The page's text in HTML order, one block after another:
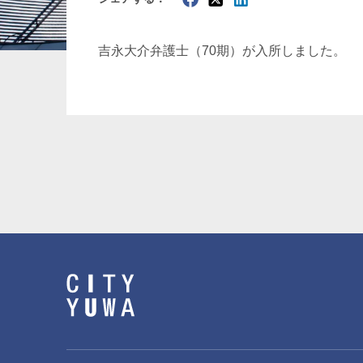
暗号資産・NFT
吉永大介弁護士（70期）が入所しました。